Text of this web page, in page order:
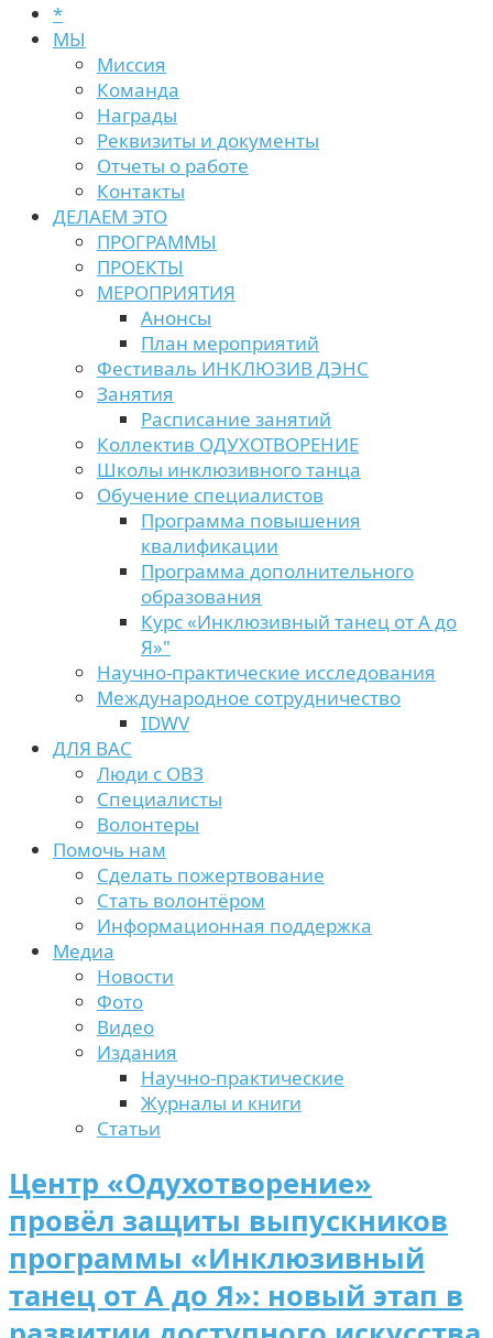
*
МЫ
Миссия
Команда
Награды
Реквизиты и документы
Отчеты о работе
Контакты
ДЕЛАЕМ ЭТО
ПРОГРАММЫ
ПРОЕКТЫ
МЕРОПРИЯТИЯ
Анонсы
План мероприятий
Фестиваль ИНКЛЮЗИВ ДЭНС
Занятия
Расписание занятий
Коллектив ОДУХОТВОРЕНИЕ
Школы инклюзивного танца
Обучение специалистов
Программа повышения
квалификации
Программа дополнительного
образования
Курс «Инклюзивный танец от А до
Я»"
Научно-практические исследования
Международное сотрудничество
IDWV
ДЛЯ ВАС
Люди с ОВЗ
Специалисты
Волонтеры
Помочь нам
Сделать пожертвование
Стать волонтёром
Информационная поддержка
Медиа
Новости
Фото
Видео
Издания
Научно-практические
Журналы и книги
Статьи
Центр «Одухотворение»
провёл защиты выпускников
программы «Инклюзивный
танец от А до Я»: новый этап в